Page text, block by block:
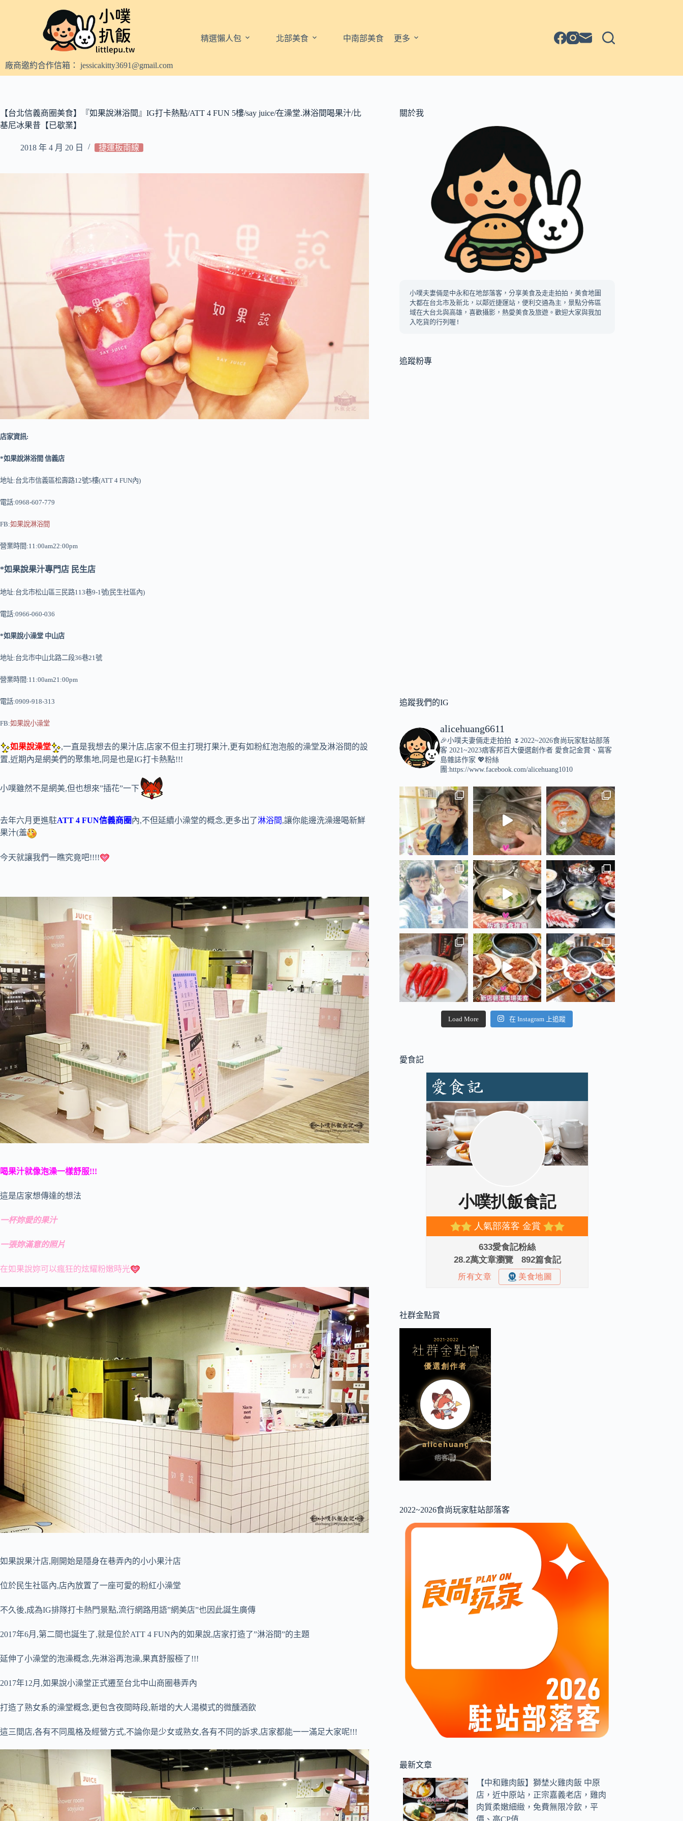
容廠商邀約合作信箱： jessicakitty3691@gmail.com
精選懶人包 北部美食 中南部美食 更多
【台北信義商圈美食】『如果說淋浴間』IG打卡熱點/ATT 4 FUN 5樓/say juice/在澡堂.淋浴間喝果汁/比
基尼冰果昔【已歇業】
2018 年 4 月 20 日 捷運板南線
店家資訊:
*如果說淋浴間 信義店
地址:台北市信義區松壽路12號5樓(ATT 4 FUN內)
電話:0968-607-779
FB:如果說淋浴間
營業時間:11:00am22:00pm
*如果說果汁專門店 民生店
地址:台北市松山區三民路113巷9-1號(民生社區內)
電話:0966-060-036
*如果說小澡堂 中山店
地址:台北市中山北路二段36巷21號
營業時間:11:00am21:00pm
電話:0909-918-313
FB:如果說小澡堂
如果說澡堂
,一直是我想去的果汁店,店家不但主打現打果汁,更有如粉紅泡泡般的澡堂及淋浴間的設
置,近期內是網美們的聚集地,同是也是IG打卡熱點!!!
小噗雖然不是網美,但也想來”插花”一下
去年六月更進駐ATT 4 FUN信義商圈內,不但延續小澡堂的概念,更多出了淋浴間,讓你能邊洗澡邊喝新鮮
果汁(羞
今天就讓我們一瞧究竟吧!!!!
喝果汁就像泡澡一樣舒服!!!
這是店家想傳達的想法
一杯妳愛的果汁
一張妳滿意的照片
在如果說妳可以瘋狂的炫耀粉嫩時光
如果說果汁店,剛開始是隱身在巷弄內的小小果汁店
位於民生社區內,店內放置了一座可愛的粉紅小澡堂
不久後,成為IG排隊打卡熱門景點,流行網路用語”網美店”也因此誕生廣傳
2017年6月,第二間也誕生了,就是位於ATT 4 FUN內的如果說,店家打造了”淋浴間”的主題
延伸了小澡堂的泡澡概念,先淋浴再泡澡,果真舒服極了!!!
2017年12月,如果說小澡堂正式遷至台北中山商圈巷弄內
打造了熟女系的澡堂概念,更包含夜間時段,新增的大人湯模式的微醺酒飲
這三間店,各有不同風格及經營方式,不論你是少女或熟女,各有不同的訴求,店家都能一一滿足大家呢!!!
關於我
小噗夫妻倆是中永和在地部落客，分享美食及走走拍拍，美食地圖
大都在台北市及新北，以鄰近捷運站，便利交通為主，景點分佈區
域在大台北與高雄，喜歡攝影，熱愛美食及旅遊。歡迎大家與我加
入吃貨的行列喔!
追蹤粉專
追蹤我們的IG
alicehuang6611
🎉小噗夫妻倆走走拍拍 🌷2022~2026食尚玩家駐站部落
客 2021~2023痞客邦百大優選創作者 愛食記金賞、窩客
島雜誌作家 💖粉絲
團:https://www.facebook.com/alicehuang1010
Load More 在 Instagram 上追蹤
愛食記
社群金點賞
2022~2026食尚玩家駐站部落客
最新文章
【中和雞肉飯】獅埜火雞肉飯 中原
店，近中原站，正宗嘉義老店，雞肉
肉質柔嫩細緻，免費無限冷飲，平
價、高CP值